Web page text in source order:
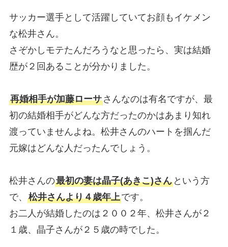
サッカー選手として活躍していてお顔もイケメン
な松井さん。
さぞかしモテたんだろうなと思ったら、実は結婚
歴が２回あることが分かりました。
再婚相手が加藤ローサさんなのは有名ですが、最
初の結婚相手がどんな方だったのかはあまり知れ
渡っていませんよね。松井さんのハートを掴んだ
元嫁はどんな人だったんでしょう。
松井さんの最初の妻は晶子(あきこ)さんという方
で、 松井さんより４歳年上です。
お二人が結婚したのは２００２年、松井さんが２
１歳、晶子さんが２５歳の時でした。